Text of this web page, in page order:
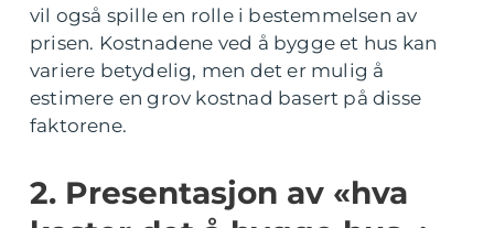
vil også spille en rolle i bestemmelsen av
prisen. Kostnadene ved å bygge et hus kan
variere betydelig, men det er mulig å
estimere en grov kostnad basert på disse
faktorene.
2. Presentasjon av «hva